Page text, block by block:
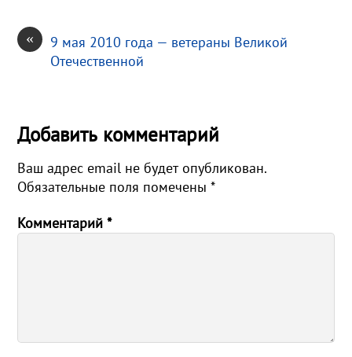
«
9 мая 2010 года — ветераны Великой
Отечественной
Добавить комментарий
Ваш адрес email не будет опубликован.
Обязательные поля помечены*
Комментарий*